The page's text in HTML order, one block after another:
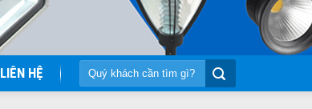
LIÊN HỆ
Tìm
kiếm: